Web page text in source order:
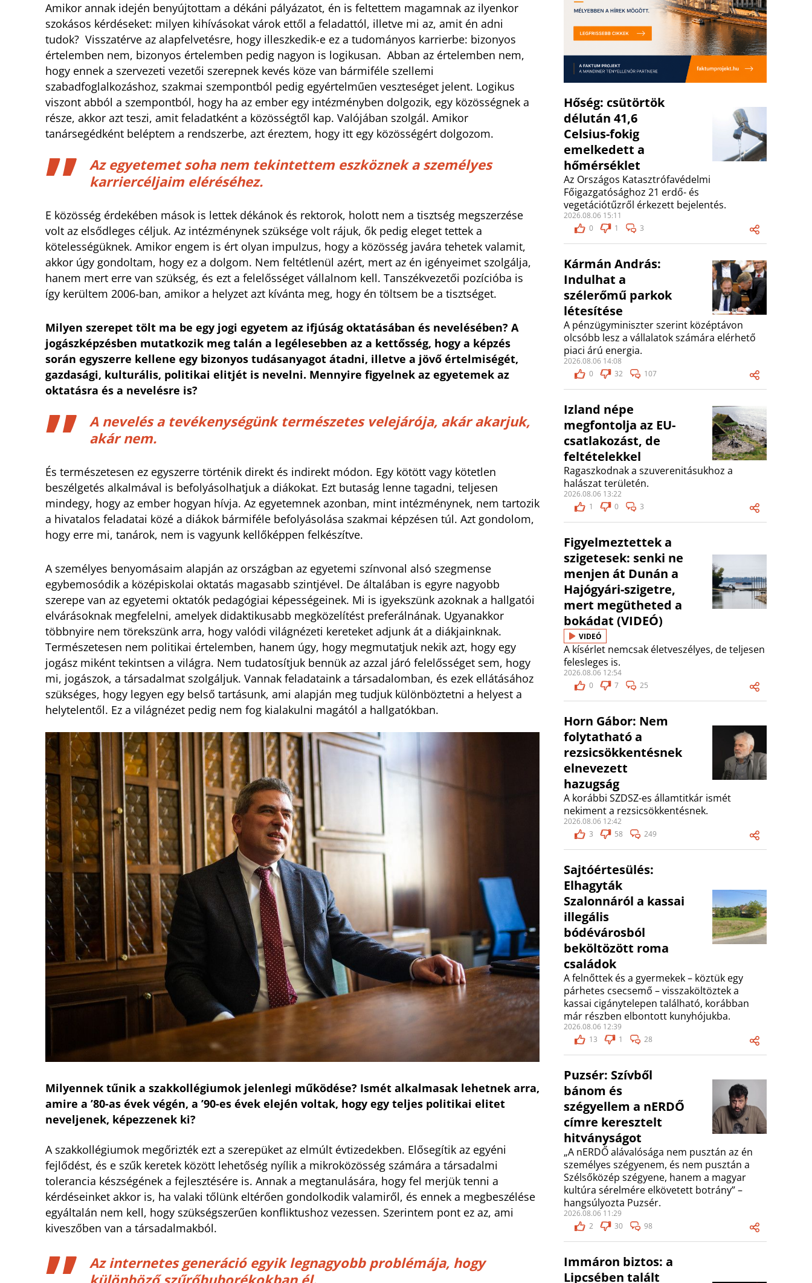
Amikor annak idején benyújtottam a dékáni pályázatot, én is feltettem magamnak az ilyenkor
szokásos kérdéseket: milyen kihívásokat várok ettől a feladattól, illetve mi az, amit én adni
tudok? Visszatérve az alapfelvetésre, hogy illeszkedik-e ez a tudományos karrierbe: bizonyos
értelemben nem, bizonyos értelemben pedig nagyon is logikusan. Abban az értelemben nem,
hogy ennek a szervezeti vezetői szerepnek kevés köze van bármiféle szellemi
szabadfoglalkozáshoz, szakmai szempontból pedig egyértelműen veszteséget jelent. Logikus
viszont abból a szempontból, hogy ha az ember egy intézményben dolgozik, egy közösségnek a
része, akkor azt teszi, amit feladatként a közösségtől kap. Valójában szolgál. Amikor
tanársegédként beléptem a rendszerbe, azt éreztem, hogy itt egy közösségért dolgozom.
Az egyetemet soha nem tekintettem eszköznek a személyes
karriercéljaim eléréséhez.
E közösség érdekében mások is lettek dékánok és rektorok, holott nem a tisztség megszerzése
volt az elsődleges céljuk. Az intézménynek szüksége volt rájuk, ők pedig eleget tettek a
kötelességüknek. Amikor engem is ért olyan impulzus, hogy a közösség javára tehetek valamit,
akkor úgy gondoltam, hogy ez a dolgom. Nem feltétlenül azért, mert az én igényeimet szolgálja,
hanem mert erre van szükség, és ezt a felelősséget vállalnom kell. Tanszékvezetői pozícióba is
így kerültem 2006-ban, amikor a helyzet azt kívánta meg, hogy én töltsem be a tisztséget.
Milyen szerepet tölt ma be egy jogi egyetem az ifjúság oktatásában és nevelésében? A
jogászképzésben mutatkozik meg talán a legélesebben az a kettősség, hogy a képzés
során egyszerre kellene egy bizonyos tudásanyagot átadni, illetve a jövő értelmiségét,
gazdasági, kulturális, politikai elitjét is nevelni. Mennyire figyelnek az egyetemek az
oktatásra és a nevelésre is?
A nevelés a tevékenységünk természetes velejárója, akár akarjuk,
akár nem.
És természetesen ez egyszerre történik direkt és indirekt módon. Egy kötött vagy kötetlen
beszélgetés alkalmával is befolyásolhatjuk a diákokat. Ezt butaság lenne tagadni, teljesen
mindegy, hogy az ember hogyan hívja. Az egyetemnek azonban, mint intézménynek, nem tartozik
a hivatalos feladatai közé a diákok bármiféle befolyásolása szakmai képzésen túl. Azt gondolom,
hogy erre mi, tanárok, nem is vagyunk kellőképpen felkészítve.
A személyes benyomásaim alapján az országban az egyetemi színvonal alsó szegmense
egybemosódik a középiskolai oktatás magasabb szintjével. De általában is egyre nagyobb
szerepe van az egyetemi oktatók pedagógiai képességeinek. Mi is igyekszünk azoknak a hallgatói
elvárásoknak megfelelni, amelyek didaktikusabb megközelítést preferálnának. Ugyanakkor
többnyire nem törekszünk arra, hogy valódi világnézeti kereteket adjunk át a diákjainknak.
Természetesen nem politikai értelemben, hanem úgy, hogy megmutatjuk nekik azt, hogy egy
jogász miként tekintsen a világra. Nem tudatosítjuk bennük az azzal járó felelősséget sem, hogy
mi, jogászok, a társadalmat szolgáljuk. Vannak feladataink a társadalomban, és ezek ellátásához
szükséges, hogy legyen egy belső tartásunk, ami alapján meg tudjuk különböztetni a helyest a
helytelentől. Ez a világnézet pedig nem fog kialakulni magától a hallgatókban.
Milyennek tűnik a szakkollégiumok jelenlegi működése? Ismét alkalmasak lehetnek arra,
amire a ’80-as évek végén, a ’90-es évek elején voltak, hogy egy teljes politikai elitet
neveljenek, képezzenek ki?
A szakkollégiumok megőrizték ezt a szerepüket az elmúlt évtizedekben. Elősegítik az egyéni
fejlődést, és e szűk keretek között lehetőség nyílik a mikroközösség számára a társadalmi
tolerancia készségének a fejlesztésére is. Annak a megtanulására, hogy fel merjük tenni a
kérdéseinket akkor is, ha valaki tőlünk eltérően gondolkodik valamiről, és ennek a megbeszélése
egyáltalán nem kell, hogy szükségszerűen konfliktushoz vezessen. Szerintem pont ez az, ami
kiveszőben van a társadalmakból.
Az internetes generáció egyik legnagyobb problémája, hogy
Hőség: csütörtök
délután 41,6
Celsius-fokig
emelkedett a
hőmérséklet
Az Országos Katasztrófavédelmi
Főigazgatósághoz 21 erdő- és
vegetációtűzről érkezett bejelentés.
2026.08.06 15:11
0
1 3
Kármán András:
Indulhat a
szélerőmű parkok
létesítése
A pénzügyminiszter szerint középtávon
olcsóbb lesz a vállalatok számára elérhető
piaci árú energia.
2026.08.06 14:08
0
32 107
Izland népe
megfontolja az EU-
csatlakozást, de
feltételekkel
Ragaszkodnak a szuverenitásukhoz a
halászat területén.
2026.08.06 13:22
1
0 3
Figyelmeztettek a
szigetesek: senki ne
menjen át Dunán a
Hajógyári-szigetre,
mert megütheted a
bokádat (VIDEÓ)
VIDEÓ
A kísérlet nemcsak életveszélyes, de teljesen
felesleges is.
2026.08.06 12:54
0
7 25
Horn Gábor: Nem
folytatható a
rezsicsökkentésnek
elnevezett
hazugság
A korábbi SZDSZ-es államtitkár ismét
nekiment a rezsicsökkentésnek.
2026.08.06 12:42
3
58 249
Sajtóértesülés:
Elhagyták
Szalonnáról a kassai
illegális
bódévárosból
beköltözött roma
családok
A felnőttek és a gyermekek – köztük egy
párhetes csecsemő – visszaköltöztek a
kassai cigánytelepen található, korábban
már részben elbontott kunyhójukba.
2026.08.06 12:39
13
1 28
Puzsér: Szívből
bánom és
szégyellem a nERDŐ
címre keresztelt
hitványságot
„A nERDŐ alávalósága nem pusztán az én
személyes szégyenem, és nem pusztán a
Szélsőközép szégyene, hanem a magyar
kultúra sérelmére elkövetett botrány” –
hangsúlyozta Puzsér.
2026.08.06 11:29
2
30 98
Immáron biztos: a
Lipcsében talált